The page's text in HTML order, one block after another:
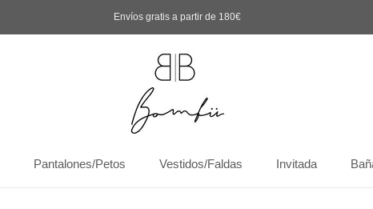
Envíos gratis a partir de 180€
Pantalones/Petos
Vestidos/Faldas
Invitada